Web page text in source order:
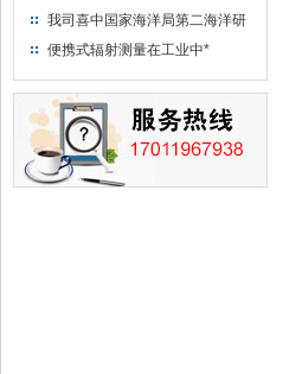
“人造太阳”指日可待
我司喜中国家海洋局第二海洋研
究所采购低本底液体闪烁计数器
便携式辐射测量在工业中*